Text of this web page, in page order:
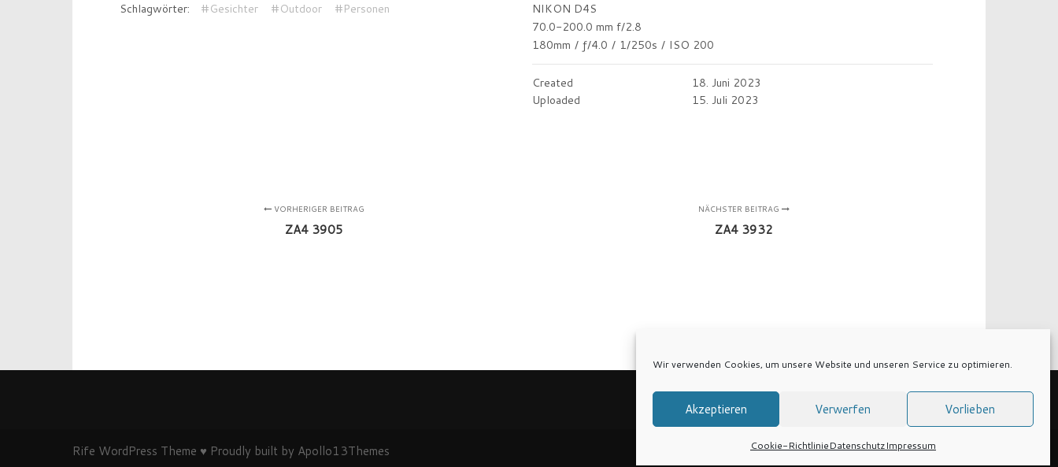
Wir verwenden Cookies, um unsere Website und unseren Service zu optimieren.
Akzeptieren Verwerfen Vorlieben
Cookie-RichtlinieDatenschutzImpressum
Schlagwörter:
#Gesichter #Outdoor #Personen
NIKON D4S
70.0-200.0 mm f/2.8
180mm / ƒ/4.0 / 1/250s / ISO 200
Created
18. Juni 2023
Uploaded
15. Juli 2023
VORHERIGER BEITRAG
ZA4 3905
NÄCHSTER BEITRAG
ZA4 3932
Rife WordPress Theme ♥ Proudly built by Apollo13Themes